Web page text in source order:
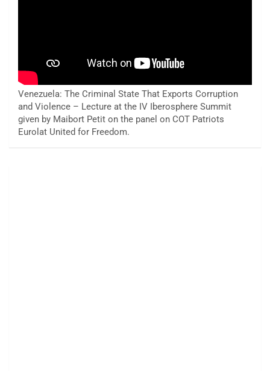
Venezuela: The Criminal State That Exports Corruption
and Violence – Lecture at the IV Iberosphere Summit
given by Maibort Petit on the panel on COT Patriots
Eurolat United for Freedom.